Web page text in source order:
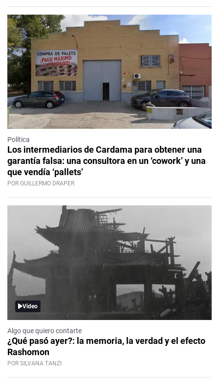
Política
Los intermediarios de Cardama para obtener una
garantía falsa: una consultora en un ‘cowork’ y una
que vendía ‘pallets’
POR GUILLERMO DRAPER
Video
Algo que quiero contarte
¿Qué pasó ayer?: la memoria, la verdad y el efecto
Rashomon
POR SILVANA TANZI